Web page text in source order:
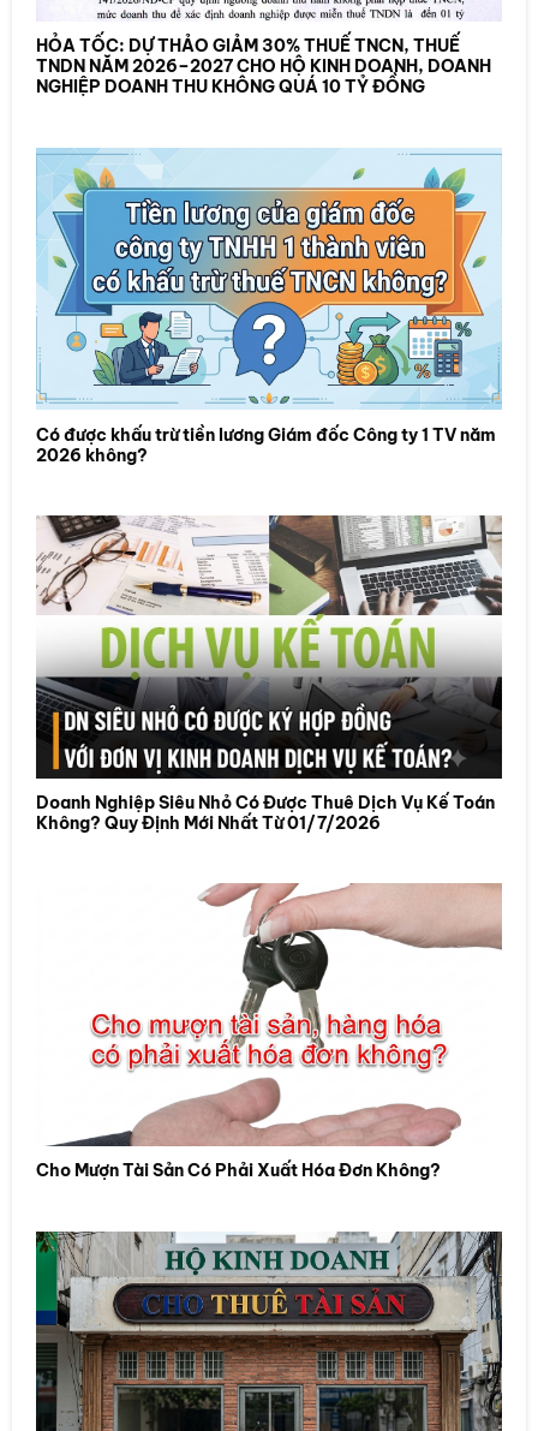
HỎA TỐC: DỰ THẢO GIẢM 30% THUẾ TNCN, THUẾ
TNDN NĂM 2026–2027 CHO HỘ KINH DOANH, DOANH
NGHIỆP DOANH THU KHÔNG QUÁ 10 TỶ ĐỒNG
Có được khấu trừ tiền lương Giám đốc Công ty 1 TV năm
2026 không?
Doanh Nghiệp Siêu Nhỏ Có Được Thuê Dịch Vụ Kế Toán
Không? Quy Định Mới Nhất Từ 01/7/2026
Cho Mượn Tài Sản Có Phải Xuất Hóa Đơn Không?